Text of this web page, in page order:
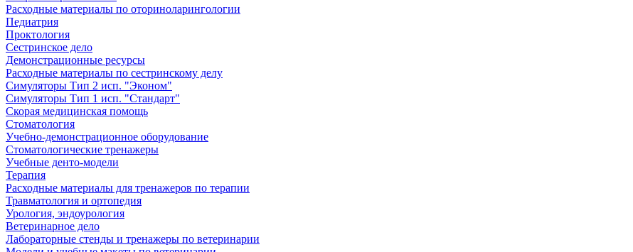
Расходные материалы по оториноларингологии
Педиатрия
Проктология
Сестринское дело
Демонстрационные ресурсы
Расходные материалы по сестринскому делу
Симуляторы Тип 2 исп. "Эконом"
Симуляторы Тип 1 исп. "Стандарт"
Скорая медицинская помощь
Стоматология
Учебно-демонстрационное оборудование
Стоматологические тренажеры
Учебные денто-модели
Терапия
Расходные материалы для тренажеров по терапии
Травматология и ортопедия
Урология, эндоурология
Ветеринарное дело
Лабораторные стенды и тренажеры по ветеринарии